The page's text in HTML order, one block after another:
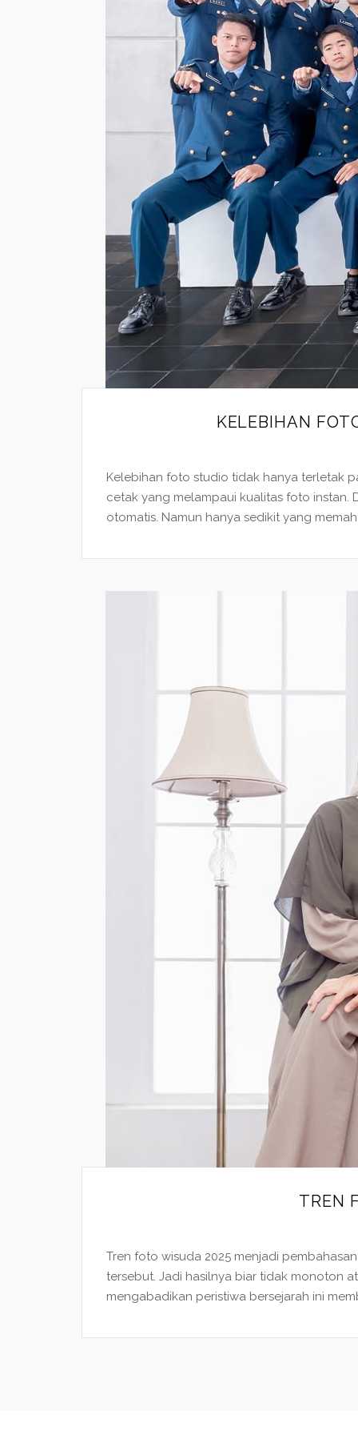
KELEBIHAN
Kelebihan foto studio tidak hanya terletak
cetak yang melampaui kualitas foto
otomatis. Namun hanya sedikit yang
TREN
Tren foto wisuda 2025 menjadi
tersebut. Jadi hasilnya biar tidak monoton
mengabadikan peristiwa bersejarah ini